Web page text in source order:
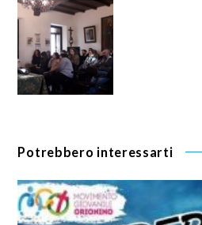
Potrebbero interessarti